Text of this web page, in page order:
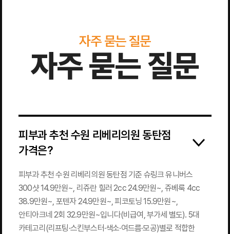
자주 묻는 질문
자주 묻는 질문
피부과 추천 수원 리베리의원 동탄점
가격은?
피부과 추천 수원 리베리의원 동탄점 기준 슈링크 유니버스
300샷 14.9만원~, 리쥬란 힐러 2cc 24.9만원~, 쥬베룩 4cc
38.9만원~, 포텐자 24.9만원~, 피코토닝 15.9만원~,
안티아크네 2회 32.9만원~입니다(비급여, 부가세 별도). 5대
카테고리(리프팅·스킨부스터·색소·여드름·모공)별로 적합한